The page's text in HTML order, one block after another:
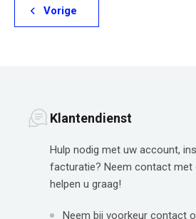
Vorige
Klantendienst
Hulp nodig met uw account,
facturatie? Neem contact met
helpen u graag!
Neem bij voorkeur contact